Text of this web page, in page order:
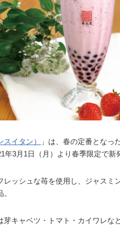
イタン） 」は、春の定番となっ
年3月1日（月）より春季限定で新
レッシュな苺を使用し、ジャスミ
キャベツ・トマト・カイワレな